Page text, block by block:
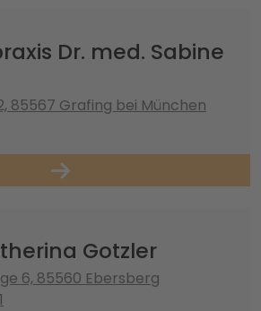
Dr. med. Sabine
85567 Grafing bei München
Gotzler
6, 85560 Ebersberg